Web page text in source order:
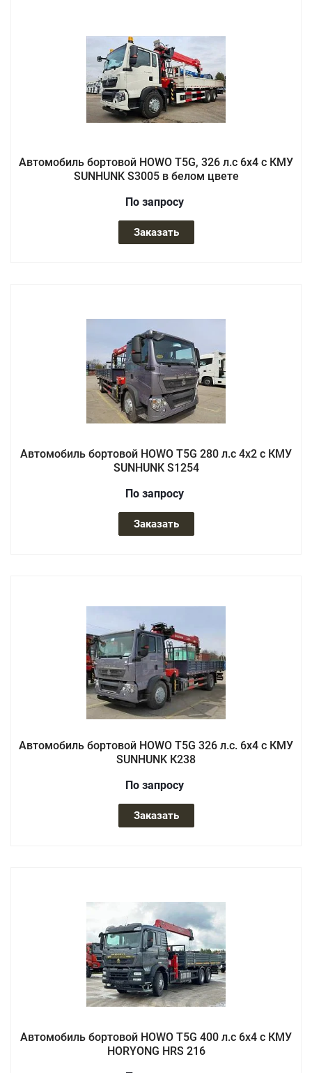
Автомобиль бортовой HOWO T5G, 326 л.с 6x4 с КМУ
SUNHUNK S3005 в белом цвете
По запросу
Заказать
Автомобиль бортовой HOWO T5G 280 л.с 4x2 с КМУ
SUNHUNK S1254
По запросу
Заказать
Автомобиль бортовой HOWO T5G 326 л.с. 6x4 с КМУ
SUNHUNK К238
По запросу
Заказать
Автомобиль бортовой HOWO T5G 400 л.с 6x4 с КМУ
HORYONG HRS 216